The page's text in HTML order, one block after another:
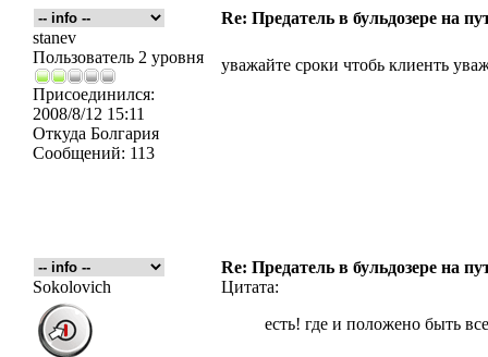
Re: Предатель в бульдозере на
stanev
Пользователь 2 уровня
Присоединился:
2008/8/12 15:11
Откуда Болгария
Сообщений: 113
уважайте сроки чтобь клиенть
Re: Предатель в бульдозере на
Sokolovich
Цитата:
есть! где и положено быть